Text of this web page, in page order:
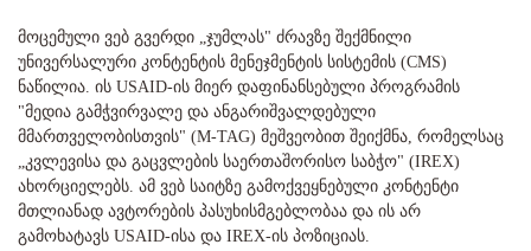
მოცემული ვებ გვერდი „ჯუმლას" ძრავზე შექმნილი
უნივერსალური კონტენტის მენეჯმენტის სისტემის (CMS)
ნაწილია. ის USAID-ის მიერ დაფინანსებული პროგრამის
"მედია გამჭვირვალე და ანგარიშვალდებული
მმართველობისთვის" (M-TAG) მეშვეობით შეიქმნა, რომელსაც
„კვლევისა და გაცვლების საერთაშორისო საბჭო" (IREX)
ახორციელებს. ამ ვებ საიტზე გამოქვეყნებული კონტენტი
მთლიანად ავტორების პასუხისმგებლობაა და ის არ
გამოხატავს USAID-ისა და IREX-ის პოზიციას.